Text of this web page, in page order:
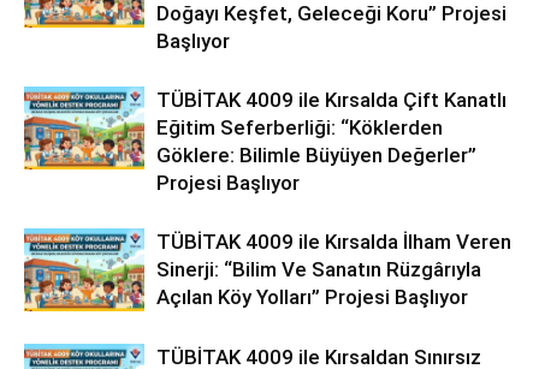
Doğayı Keşfet, Geleceği Koru” Projesi
Başlıyor
TÜBİTAK 4009 ile Kırsalda Çift Kanatlı
Eğitim Seferberliği: “Köklerden
Göklere: Bilimle Büyüyen Değerler”
Projesi Başlıyor
TÜBİTAK 4009 ile Kırsalda İlham Veren
Sinerji: “Bilim Ve Sanatın Rüzgârıyla
Açılan Köy Yolları” Projesi Başlıyor
TÜBİTAK 4009 ile Kırsaldan Sınırsız